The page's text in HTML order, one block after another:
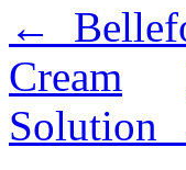
←
Cream
Solution